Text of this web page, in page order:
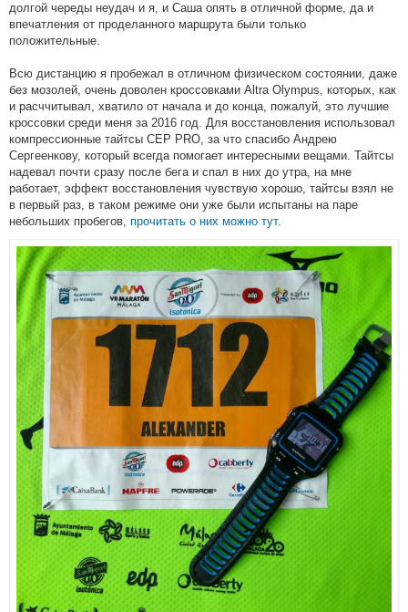
долгой череды неудач и я, и Саша опять в отличной форме, да и
впечатления от проделанного маршрута были только
положительные.
Всю дистанцию я пробежал в отличном физическом состоянии, даже
без мозолей, очень доволен кроссовками Altra Olympus, которых, как
и расччитывал, хватило от начала и до конца, пожалуй, это лучшие
кроссовки среди меня за 2016 год. Для восстановления использовал
компрессионные тайтсы СЕР PRO, за что спасибо Андрею
Сергеенкову, который всегда помогает интересными вещами. Тайтсы
надевал почти сразу после бега и спал в них до утра, на мне
работает, эффект восстановления чувствую хорошо, тайтсы взял не
в первый раз, в таком режиме они уже были испытаны на паре
небольших пробегов, прочитать о них можно тут.